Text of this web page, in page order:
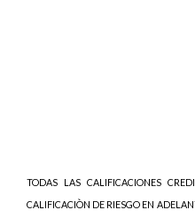
TODAS LAS CALIFICACIONES
CALIFICACIÒN DE RIESGO EN